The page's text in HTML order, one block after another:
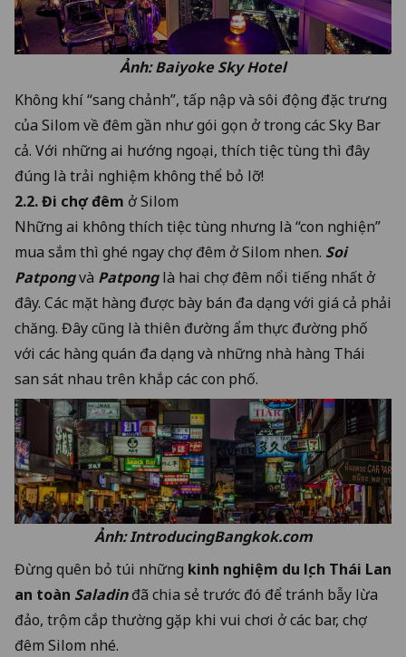
Ảnh: Baiyoke Sky Hotel
Không khí “sang chảnh”, tấp nập và sôi động đặc trưng
của Silom về đêm gần như gói gọn ở trong các Sky Bar
cả. Với những ai hướng ngoại, thích tiệc tùng thì đây
đúng là trải nghiệm không thể bỏ lỡ!
2.2. Đi chợ đêm ở Silom
Những ai không thích tiệc tùng nhưng là “con nghiện”
mua sắm thì ghé ngay chợ đêm ở Silom nhen. Soi
Patpongvà Patponglà hai chợ đêm nổi tiếng nhất ở
đây. Các mặt hàng được bày bán đa dạng với giá cả phải
chăng. Đây cũng là thiên đường ẩm thực đường phố
với các hàng quán đa dạng và những nhà hàng Thái
san sát nhau trên khắp các con phố.
Ảnh: IntroducingBangkok.com
Đừng quên bỏ túi những kinh nghiệm du lịch Thái Lan
an toàn Saladinđã chia sẻ trước đó để tránh bẫy lừa
đảo, trộm cắp thường gặp khi vui chơi ở các bar, chợ
đêm Silom nhé.